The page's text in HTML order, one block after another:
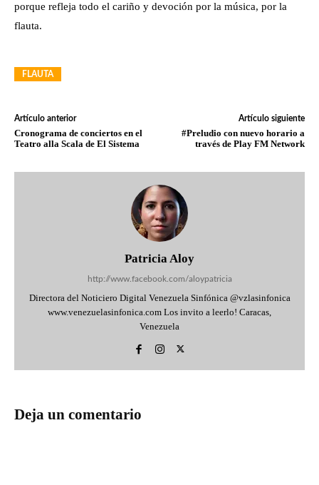
porque refleja todo el cariño y devoción por la música, por la
flauta.
FLAUTA
Artículo anterior
Cronograma de conciertos en el
Teatro alla Scala de El Sistema
Artículo siguiente
#Preludio con nuevo horario a
través de Play FM Network
Patricia Aloy
http://www.facebook.com/aloypatricia
Directora del Noticiero Digital Venezuela Sinfónica @vzlasinfonica
www.venezuelasinfonica.com Los invito a leerlo! Caracas,
Venezuela
Deja un comentario